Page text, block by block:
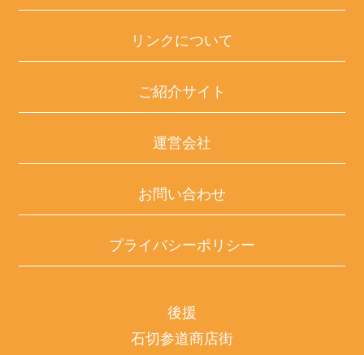
リンクについて
ご紹介サイト
運営会社
お問い合わせ
プライバシーポリシー
後援
石切参道商店街